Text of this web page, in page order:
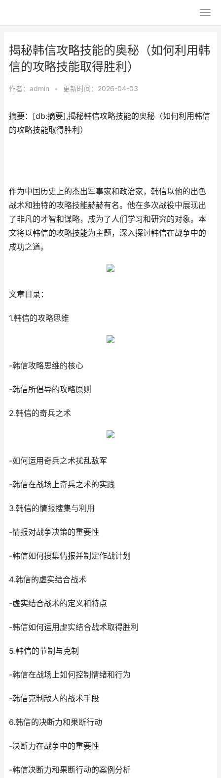
揭秘韩信攻略技能的奥秘（如何利用韩
信的攻略技能取得胜利）
作者： admin • 更新时间：2026-04-03
摘要：[db:摘要],揭秘韩信攻略技能的奥秘（如何利用韩信
的攻略技能取得胜利）
作为中国历史上的杰出军事家和政治家，韩信以他的出色
战术和独特的攻略技能赫赫有名。他在多次战役中展现出
了非凡的才智和谋略，成为了人们学习和研究的对象。本
文将以韩信的攻略技能为主题，深入探讨韩信在战争中的
成功之道。
文章目录：
1.韩信的攻略思维
-韩信攻略思维的核心
-韩信所倡导的攻略原则
2.韩信的奇兵之术
-如何运用奇兵之术扰乱敌军
-韩信在战场上奇兵之术的实践
3.韩信的情报搜集与利用
-情报对战争决策的重要性
-韩信如何搜集情报并制定作战计划
4.韩信的虚实结合战术
-虚实结合战术的定义和特点
-韩信如何运用虚实结合战术取得胜利
5.韩信的节制与克制
-韩信在战场上如何控制情绪和行为
-韩信克制敌人的战术手段
6.韩信的决断力和果断行动
-决断力在战争中的重要性
-韩信决断力和果断行动的案例分析